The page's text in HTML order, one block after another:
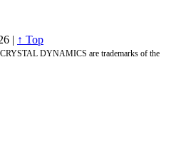
| ↑ Top
DYNAMICS are trademarks of the